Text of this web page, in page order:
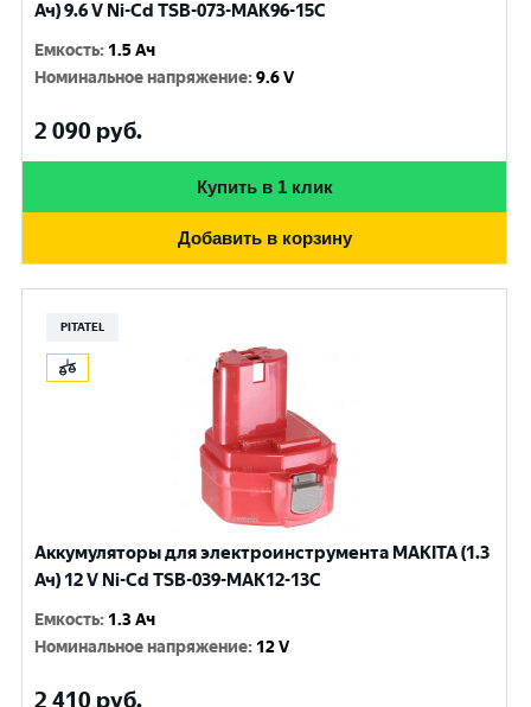
Ач) 9.6 V Ni-Cd TSB-073-MAK96-15C
Емкость: 1.5 Ач
Номинальное напряжение:9.6 V
2 090 руб.
Купить в 1 клик
Добавить в корзину
PITATEL
Аккумуляторы для электроинструмента MAKITA (1.3
Ач) 12 V Ni-Cd TSB-039-MAK12-13C
Емкость: 1.3 Ач
Номинальное напряжение: 12 V
2 410 руб.